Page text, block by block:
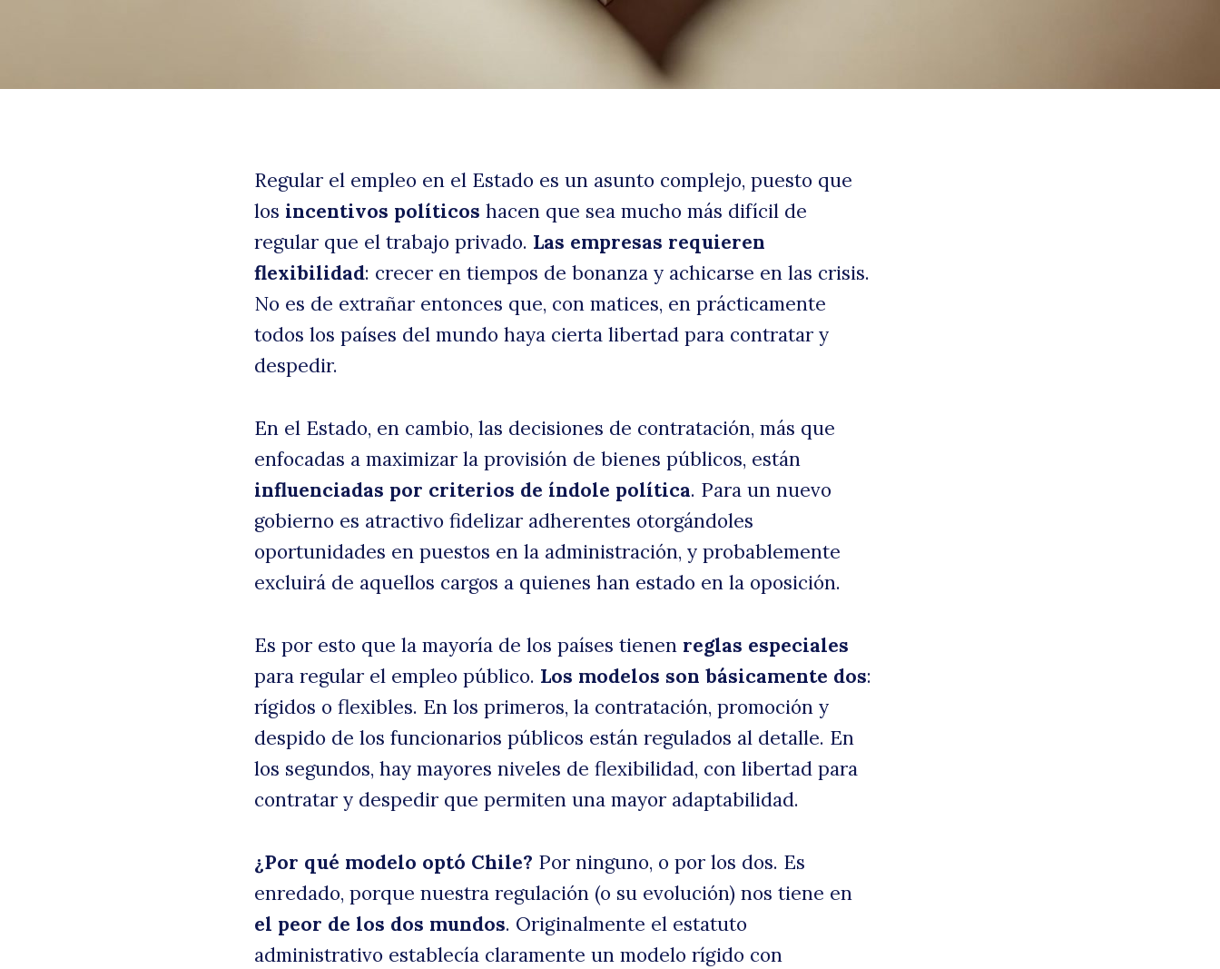
dos
Buscar
Regular el empleo en el Estado es un asunto complejo, puesto que
los incentivos políticos hacen que sea mucho más difícil de
regular que el trabajo privado. Las empresas requieren
flexibilidad: crecer en tiempos de bonanza y achicarse en las crisis.
No es de extrañar entonces que, con matices, en prácticamente
todos los países del mundo haya cierta libertad para contratar y
despedir.
En el Estado, en cambio, las decisiones de contratación, más que
enfocadas a maximizar la provisión de bienes públicos, están
influenciadas por criterios de índole política. Para un nuevo
gobierno es atractivo fidelizar adherentes otorgándoles
oportunidades en puestos en la administración, y probablemente
excluirá de aquellos cargos a quienes han estado en la oposición.
Es por esto que la mayoría de los países tienen reglas especiales
para regular el empleo público. Los modelos son básicamente dos:
rígidos o flexibles. En los primeros, la contratación, promoción y
despido de los funcionarios públicos están regulados al detalle. En
los segundos, hay mayores niveles de flexibilidad, con libertad para
contratar y despedir que permiten una mayor adaptabilidad.
¿Por qué modelo optó Chile? Por ninguno, o por los dos. Es
enredado, porque nuestra regulación (o su evolución) nos tiene en
el peor de los dos mundos. Originalmente el estatuto
administrativo establecía claramente un modelo rígido con